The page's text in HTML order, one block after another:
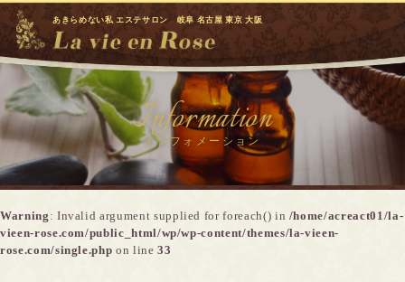
あきらめない私 エステサロン 岐阜 名古屋 東京 大阪
Information
インフォメーション
Warning : Invalid argument supplied for foreach() in /home/acreact01/la-
vieen-rose.com/public_html/wp/wp-content/themes/la-vieen-
rose.com/single.php on line33